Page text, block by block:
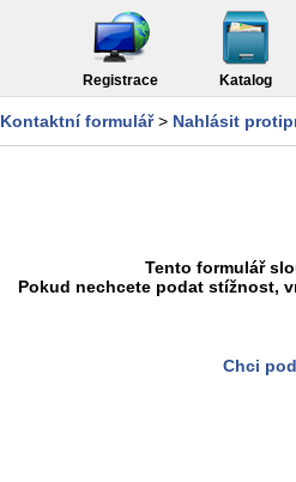
Registrace Katalog
Kontaktní formulář> Nahlásit
Tento formulář
Pokud nechcete podat stížnost,
Chci